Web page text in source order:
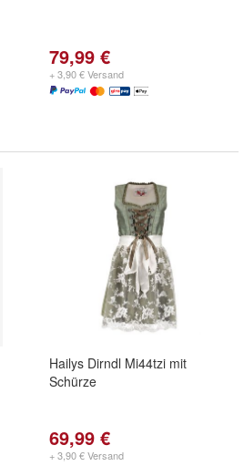
79,99 €
+ 3,90 € Versand
Hailys Dirndl Mi44tzi mit
Schürze
69,99 €
+ 3,90 € Versand